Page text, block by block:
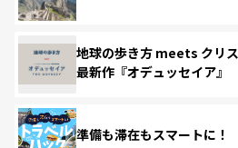
地球の歩き方 meets クリ
最新作『オデュッセイア』
準備も滞在もスマートに